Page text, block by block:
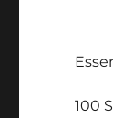
100